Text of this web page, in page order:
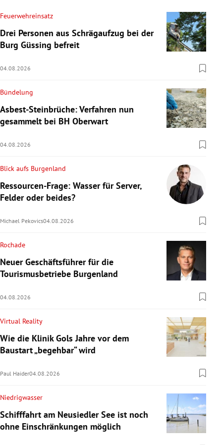
Feuerwehreinsatz
Drei Personen aus Schrägaufzug bei der
Burg Güssing befreit
04.08.2026
Bündelung
Asbest-Steinbrüche: Verfahren nun
gesammelt bei BH Oberwart
04.08.2026
Blick aufs Burgenland
Ressourcen-Frage: Wasser für Server,
Felder oder beides?
Michael Pekovics04.08.2026
Rochade
Neuer Geschäftsführer für die
Tourismusbetriebe Burgenland
04.08.2026
Virtual Reality
Wie die Klinik Gols Jahre vor dem
Baustart „begehbar“ wird
Paul Haider04.08.2026
Niedrigwasser
Schifffahrt am Neusiedler See ist noch
ohne Einschränkungen möglich